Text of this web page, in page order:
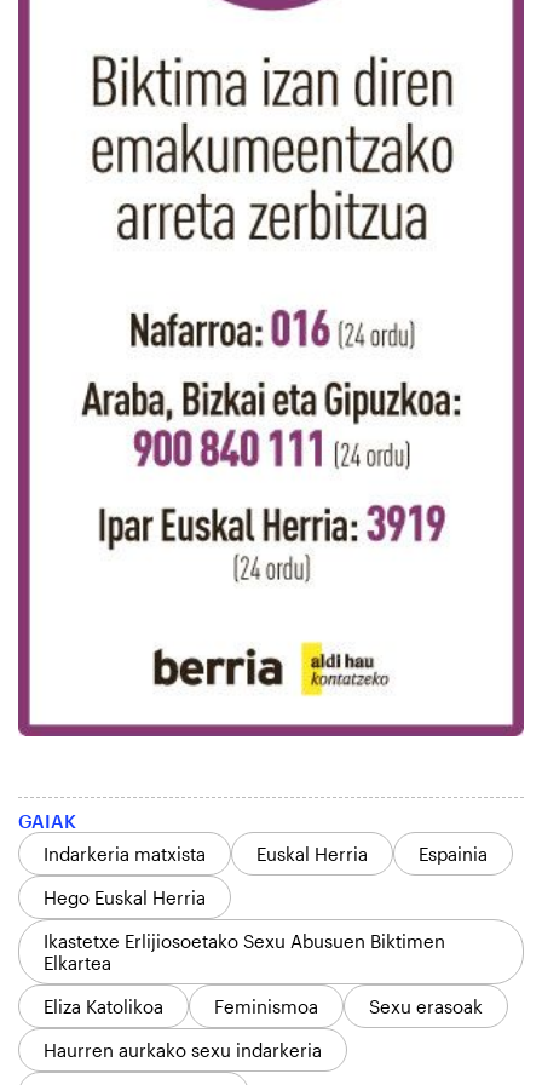
GAIAK
Indarkeria matxista
Euskal Herria
Espainia
Hego Euskal Herria
Ikastetxe Erlijiosoetako Sexu Abusuen Biktimen
Elkartea
Eliza Katolikoa
Feminismoa
Sexu erasoak
Haurren aurkako sexu indarkeria